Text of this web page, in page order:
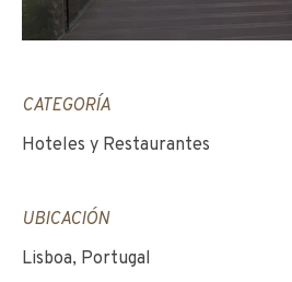
CATEGORÍA
Hoteles y Restaurantes
UBICACIÓN
Lisboa, Portugal